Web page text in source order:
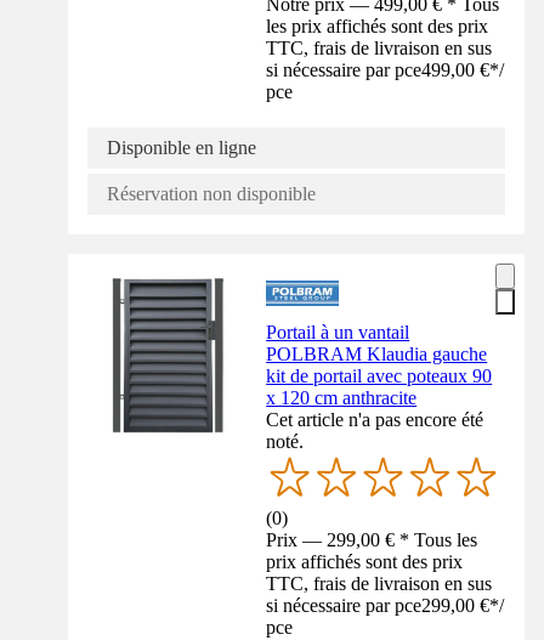
Notre prix — 499,00 € * Tous
les prix affichés sont des prix
TTC, frais de livraison en sus
si nécessaire par pce499,00 €*/
pce
Disponible en ligne
Réservation non disponible
Portail à un vantail
POLBRAM Klaudia gauche
kit de portail avec poteaux 90
x 120 cm anthracite
Cet article n'a pas encore été
noté.
(0)
Prix — 299,00 € * Tous les
prix affichés sont des prix
TTC, frais de livraison en sus
si nécessaire par pce299,00 €*/
pce